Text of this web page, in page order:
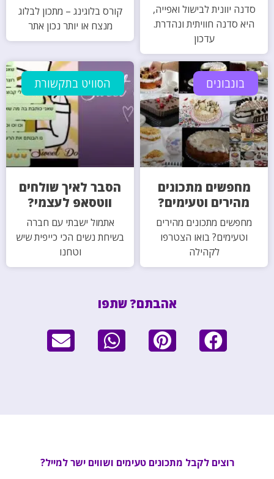
סדנה יוונית לבישול ואפייה,
היא סדנה חוויתית ונהדרת.
עדכון
קורס בלוגינג – מתכון לבלוג
מנצח או יותר נכון אתר
בונבונים
מחפשים מתכונים
מהירים וטעימים?
מחפשים מתכונים מהירים
וטעימים? בואו הצטרפו
לקהילה
הסוויט בתקשורת
הסבר לאיך שולחים
ווטסאפ לעצמי?
אתמול ישבתי עם חברה
בשיחת נשים הכי כייפית שיש
וטחנו
אהבתם? שתפו
רוצים לקבל מתכונים טעימים ושווים ישר למייל?